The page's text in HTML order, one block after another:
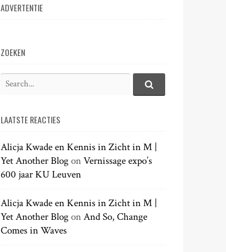
ADVERTENTIE
ZOEKEN
r
h
f
o
:
S
h
.
LAATSTE REACTIES
Alicja Kwade en Kennis in Zicht in M |
Yet Another BlogonVernissage expo’s
600 jaar KU Leuven
Alicja Kwade en Kennis in Zicht in M |
Yet Another BlogonAnd So, Change
Comes in Waves